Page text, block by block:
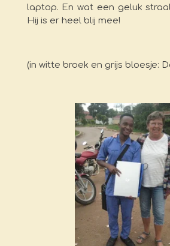
laptop. En wat een geluk
Hij is er heel blij mee!
(in witte broek en grijs bloesje: